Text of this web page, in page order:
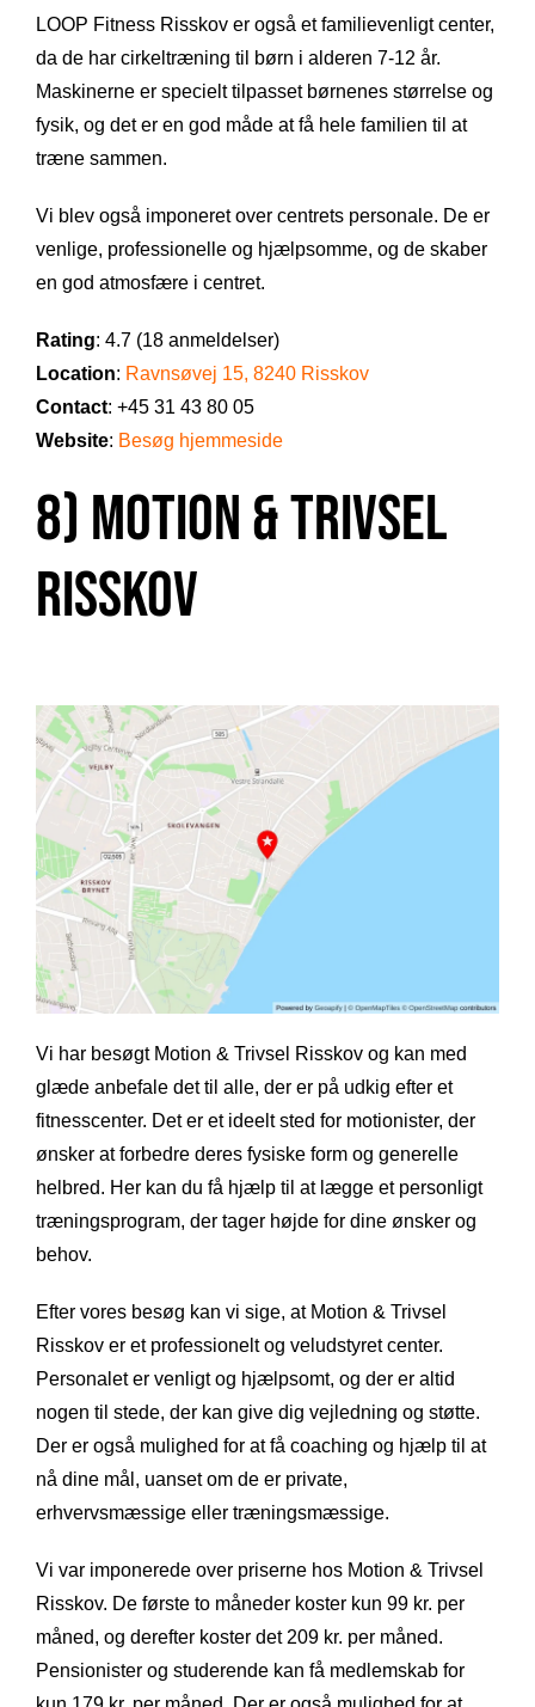
LOOP Fitness Risskov er også et familievenligt center,
da de har cirkeltræning til børn i alderen 7-12 år.
Maskinerne er specielt tilpasset børnenes størrelse og
fysik, og det er en god måde at få hele familien til at
træne sammen.
Vi blev også imponeret over centrets personale. De er
venlige, professionelle og hjælpsomme, og de skaber
en god atmosfære i centret.
Rating: 4.7 (18 anmeldelser)
Location: Ravnsøvej 15, 8240 Risskov
Contact: +45 31 43 80 05
Website: Besøg hjemmeside
8) Motion & Trivsel
Risskov
Vi har besøgt Motion & Trivsel Risskov og kan med
glæde anbefale det til alle, der er på udkig efter et
fitnesscenter. Det er et ideelt sted for motionister, der
ønsker at forbedre deres fysiske form og generelle
helbred. Her kan du få hjælp til at lægge et personligt
træningsprogram, der tager højde for dine ønsker og
behov.
Efter vores besøg kan vi sige, at Motion & Trivsel
Risskov er et professionelt og veludstyret center.
Personalet er venligt og hjælpsomt, og der er altid
nogen til stede, der kan give dig vejledning og støtte.
Der er også mulighed for at få coaching og hjælp til at
nå dine mål, uanset om de er private,
erhvervsmæssige eller træningsmæssige.
Vi var imponerede over priserne hos Motion & Trivsel
Risskov. De første to måneder koster kun 99 kr. per
måned, og derefter koster det 209 kr. per måned.
Pensionister og studerende kan få medlemskab for